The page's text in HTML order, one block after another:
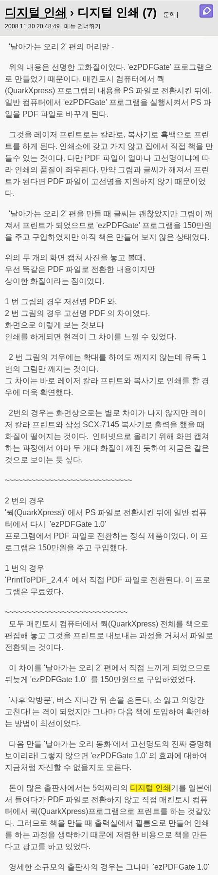
디지털 인쇄 › 디지털 인쇄 (7)
문학 |
2008.11.30 20:48:49 | 메뉴 건너뛰기
'날아가는 오리 2' 편의 머리말 -
위의 내용은 선명한 고화질이었다. 'ezPDFGate' 프로그램으
로 만들었기 때문이다. 매킨토시 컴퓨터에서 쿽
(QuarkXpress) 프로그램의 내용을 PS 파일로 전환시킨 뒤에,
일반 컴퓨터에서 'ezPDFGate' 프로그램을 실행시켜서 PS 파
일을 PDF 파일로 바꾸게 된다.
그것을 레이저 프린트로는 칼라로, 복사기로 흑백으로 프린
트를 하게 된다. 인쇄소에 갖고 가지 않고 집에서 직접 책을 만
들수 있는 것이다. 다만 PDF 파일이 얼마나 고선명이냐에 따
라 인쇄의 품질이 좌우된다. 만약 그림과 글씨가 깨져서 프린
트가 된다면 PDF 파일이 고선명을 지원하지 않기 때문이었
다.
'날아가는 오리 2' 편을 만들 때 글씨는 괜찮았지만 그림이 깨
져서 프린트가 되었으므로 'ezPDFGate' 프로그램을 150만원
을 주고 구입하였지만 아직 책은 만들어 보지 않은 상태였다.
위의 두 개의 화면 캡쳐 사진을 놓고 볼때,
우선 똑같은 PDF 파일로 전환한 내용이지만
상이한 화질이라는 점이었다.
1 번 그림의 경우 저선명 PDF 와,
2 번 그림의 경우 고선명 PDF 의 차이였다.
화면으로 이렇게 보는 것보다
인쇄를 하게되면 현격이 그 차이를 느낄 수 있었다.
2 번 그림의 겨우에는 확대를 하여도 깨지지 않는데 유독 1
번의 그림만 깨지는 것이다.
그 차이는 바로 레이저 칼라 프린트와 복사기로 인쇄를 할 경
우에 더욱 확연했다.
2번의 경우는 화면상으로는 별로 차이가 나지 않지만 레이
저 칼라 프린트와 삼성 SCX-7145 복사기로 출력을 했을 때
화질이 떨어지는 것이다. 인터넷으로 올리기 위해 화면 캡쳐
하는 과정에서 아마 두 개다 화질이 깨진 듯하여 지금은 같은
것으로 보이는 듯 싶다.
~~~~~~~~~~~~~~~~~~~~~~~~~~~~~
2 번의 경우
'쿽(QuarkXpress)' 에서 PS 파일로 전환시킨 뒤에 일반 컴퓨
터에서 다시 'ezPDFGate 1.0'
프로그램에서 PDF 파일로 전환하는 정식 제품이었다. 이 프
로그램은 150만원을 주고 구입했다.
1 번의 경우
'PrintToPDF_2.4.4' 에서 직접 PDF 파일로 전환된다. 이 프로
그램은 무료였다.
~~~~~~~~~~~~~~~~~~~~~~~~~~~~
모두 매킨토시 컴퓨터에서 쿽(QuarkXpress) 전체를 책으로
편집해 놓고 그것을 프린트로 내보내는 과정을 거쳐서 파일로
전환되는 것이다.
이 차이를 '날아가는 오리 2' 편에서 직접 느끼게 되었으므로
뒤늦게 'ezPDFGate 1.0' 를 150만원으로 구입하였었다.
'사후 약방문', 버스 지나간 뒤 손을 흔든다, 소 잃고 외양간
고친다! 는 격이 되었지만 그나마 다음 책에 도입하여 확인하
는 방법이 최선이었다.
다음 만들 '날아가는 오리 동화'에서 고선명도의 진짜 증명해
보이리라! 그렇지 않으면 'ezPDFGate 1.0' 의 효과에 대하여
지금처럼 자신할 수 없을지도 모른다.
돈이 많은 출판사에서는 5억짜리의 디지털 인쇄 기를 일본에
서 들여다가 PDF 파일로 전환하지 않고 직접 매킨토시 컴퓨
터에서 쿽(QuarkXpress)프로그램으로 프린트를 하는 것같았
다. 그러므로 책을 만들 때 출력실에서 필름으로 만들어 인쇄
를 하는 과정을 생략하기 때문에 저렴한 비용으로 책을 만든
다고 광고를 하고 있었다.
영세한 소규모의 출판사의 경우는 그나마 'ezPDFGate 1.0'